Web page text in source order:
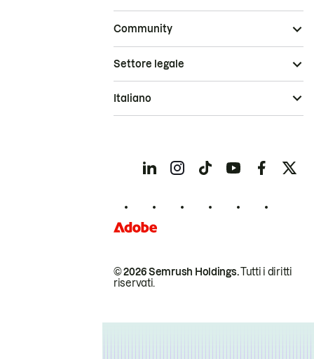
Community
© 2026 Semrush Holdings.Tutti i diritti
riservati.
Settore legale
Italiano